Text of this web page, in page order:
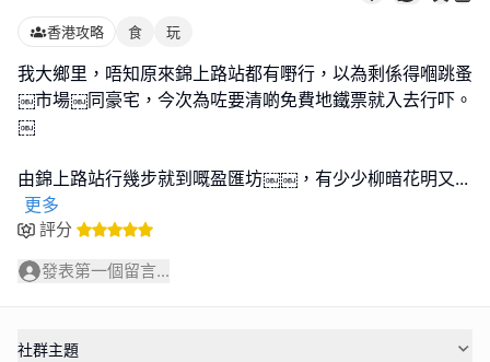
香港攻略 食 玩
我大鄉里，唔知原來錦上路站都有嘢行，以為剩係得嗰跳蚤
￼市場￼同豪宅，今次為咗要清啲免費地鐵票就入去行吓。
￼
由錦上路站行幾步就到嘅盈匯坊￼￼，有少少柳暗花明又...
更多
評分
發表第一個留言...
社群主題